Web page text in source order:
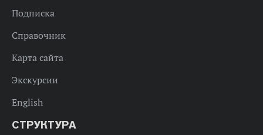
Подписка
Справочник
Карта сайта
Экскурсии
English
СТРУКТУРА